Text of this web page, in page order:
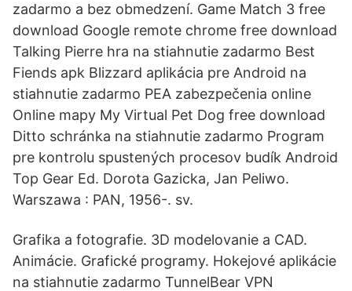
zadarmo a bez obmedzení. Game Match 3 free
download Google remote chrome free download
Talking Pierre hra na stiahnutie zadarmo Best
Fiends apk Blizzard aplikácia pre Android na
stiahnutie zadarmo PEA zabezpečenia online
Online mapy My Virtual Pet Dog free download
Ditto schránka na stiahnutie zadarmo Program
pre kontrolu spustených procesov budík Android
Top Gear Ed. Dorota Gazicka, Jan Peliwo.
Warszawa : PAN, 1956-. sv.
Grafika a fotografie. 3D modelovanie a CAD.
Animácie. Grafické programy. Hokejové aplikácie
na stiahnutie zadarmo TunnelBear VPN